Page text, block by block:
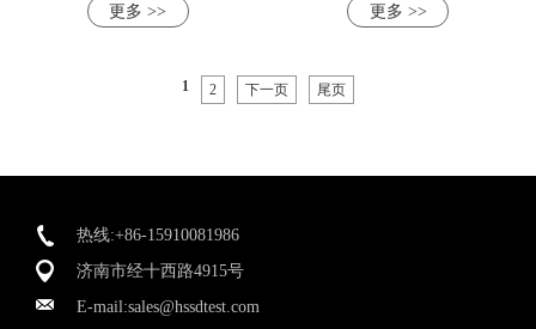
更多 >> 更多 >>
1 2 下一页 尾页
热线:+86-15910081986
济南市经十西路4915号
E-mail:sales@hssdtest.com